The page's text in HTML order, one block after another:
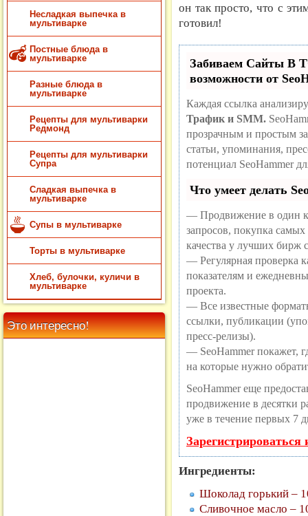
Несладкая выпечка в
мультиварке
Постные блюда в
мультиварке
Разные блюда в
мультиварке
Рецепты для мультиварки
Редмонд
Рецепты для мультиварки
Супра
Сладкая выпечка в
мультиварке
Супы в мультиварке
Торты в мультиварке
Хлеб, булочки, куличи в
мультиварке
Это интересно!
он так просто, что с
готовил!
Забиваем Сайты
возможности от
Каждая ссылка
Трафик и SMM.
прозрачным и простым
статьи, упоминания,
потенциал SeoHammer
Что умеет делать
— Продвижение в один
запросов, покупка
качества у лучших бирж
— Регулярная проверка
показателям и
проекта.
— Все известные
ссылки, публикации
пресс-релизы).
— SeoHammer покажет,
на которые нужно
SeoHammer еще
продвижение в десятки
уже в течение первых 7
Ингредиенты:
Шоколад горький –
Сливочное масло –